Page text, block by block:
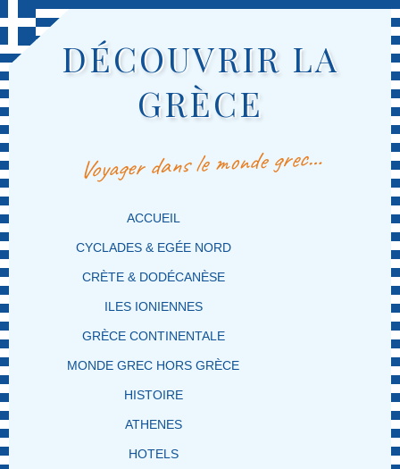
DÉCOUVRIR LA
GRÈCE
Voyager dans le monde grec…
MENU PRINCIPAL
MASQUER LA NAVIGATION PRINCIPALE
MASQUER LA NAVIGATION SECONDAIRE
ACCUEIL
CYCLADES & EGÉE NORD
CRÈTE & DODÉCANÈSE
ILES IONIENNES
GRÈCE CONTINENTALE
MONDE GREC HORS GRÈCE
HISTOIRE
ATHENES
HOTELS